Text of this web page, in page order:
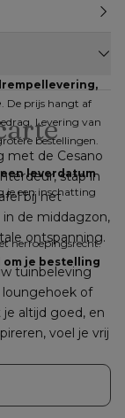
. De prijs hangt af
Levering van
bestellingen.
leverdatum
je een inschatting
herroepingsrecht.
om je bestelling
met de Cesano
stap in
bij het
de middagzon,
ontspanning.
tuinbeleving
loungehoek of
altijd goed, en
voel je vrij